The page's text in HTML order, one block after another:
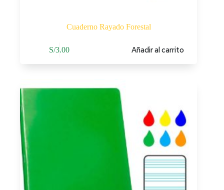
Cuaderno Rayado Forestal
S/3.00 Añadir al carrito